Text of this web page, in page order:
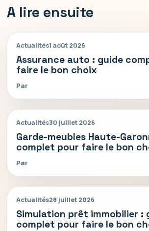
A lire ensuite
Actualités1 août 2026
Assurance auto : guide
faire le bon choix
Par
Actualités30 juillet 2026
Garde-meubles Haute-
complet pour faire le bon
Par
Actualités28 juillet 2026
Simulation prêt immobilier :
complet pour faire le bon